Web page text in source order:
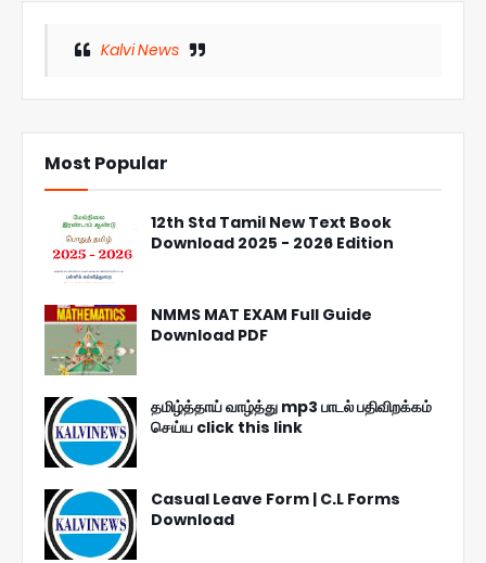
Kalvi News
Most Popular
12th Std Tamil New Text Book
Download 2025 - 2026 Edition
NMMS MAT EXAM Full Guide
Download PDF
தமிழ்த்தாய் வாழ்த்து mp3 பாடல் பதிவிறக்கம்
செய்ய click this link
Casual Leave Form | C.L Forms
Download